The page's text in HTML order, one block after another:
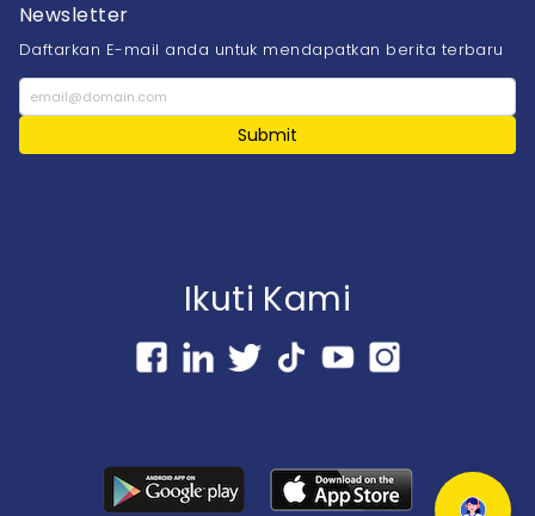
Newsletter
Daftarkan E-mail anda untuk mendapatkan berita terbaru
Submit
Ikuti Kami